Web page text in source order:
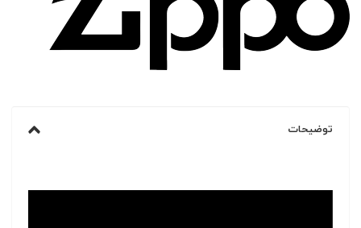
توضیحات